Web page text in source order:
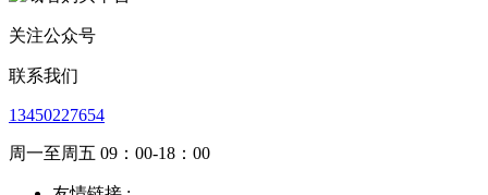
关注公众号
联系我们
13450227654
周一至周五 09：00-18：00